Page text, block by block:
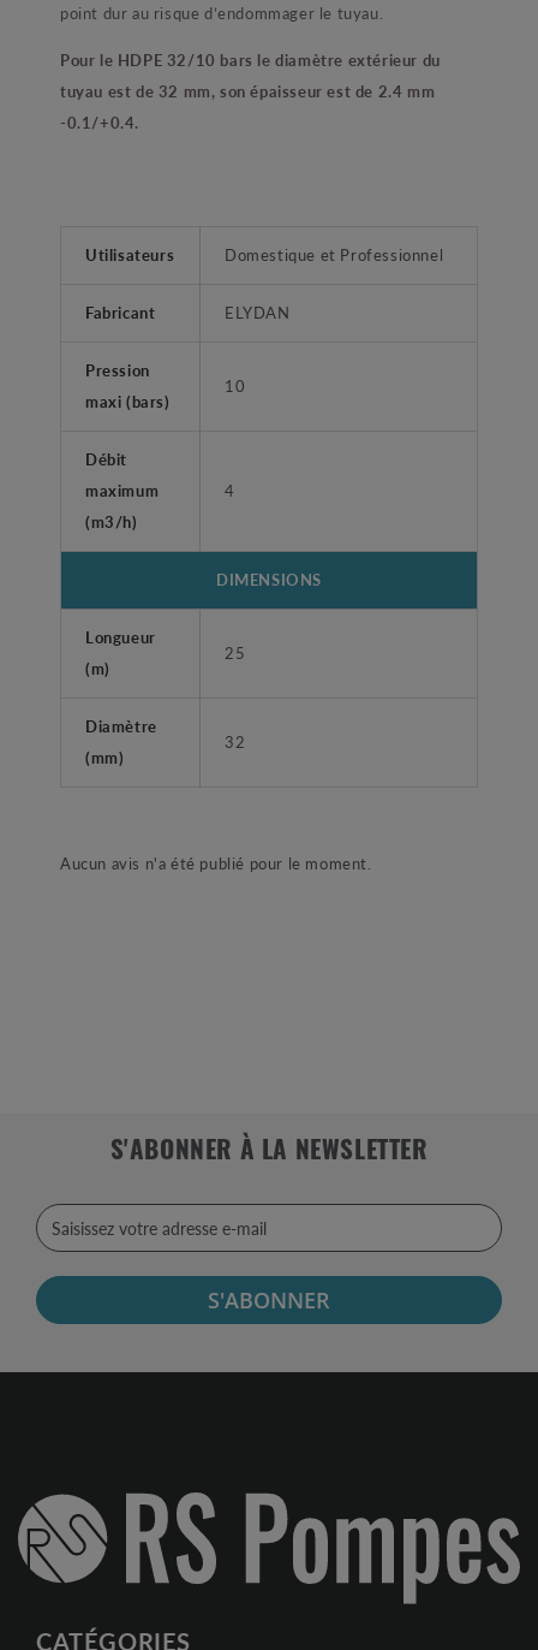
point dur au risque d’endommager le tuyau.
Pour le HDPE 32/10 bars le diamètre extérieur du
tuyau est de 32 mm, son épaisseur est de 2.4 mm
-0.1/+0.4.
Utilisateurs Domestique et Professionnel
Fabricant ELYDAN
Pression
maxi (bars)
10
Débit
maximum
(m3/h)
4
DIMENSIONS
Longueur
(m)
25
Diamètre
(mm)
32
Aucun avis n'a été publié pour le moment.
S'ABONNER À LA NEWSLETTER
S'ABONNER
CATÉGORIES